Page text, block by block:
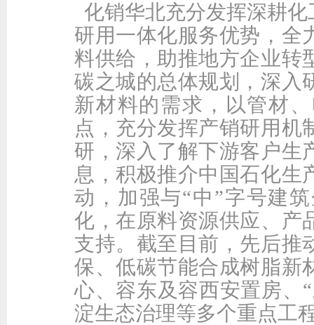
化销华北充分发挥深耕
研用一体化服务优势，全
料供给，助推地方企业转
碳之城的总体规划，深入
新材料的需求，以管材
点，充分发挥产销研用机
研，深入了解下游客户生
息，积极推介中国石化生
动，加强与“中”字号建
化，在原料资源供应、产
支持。截至目前，先后推
保、低碳节能合成树脂新
心、容东及容西安置房、
淀生态治理等多个重点工